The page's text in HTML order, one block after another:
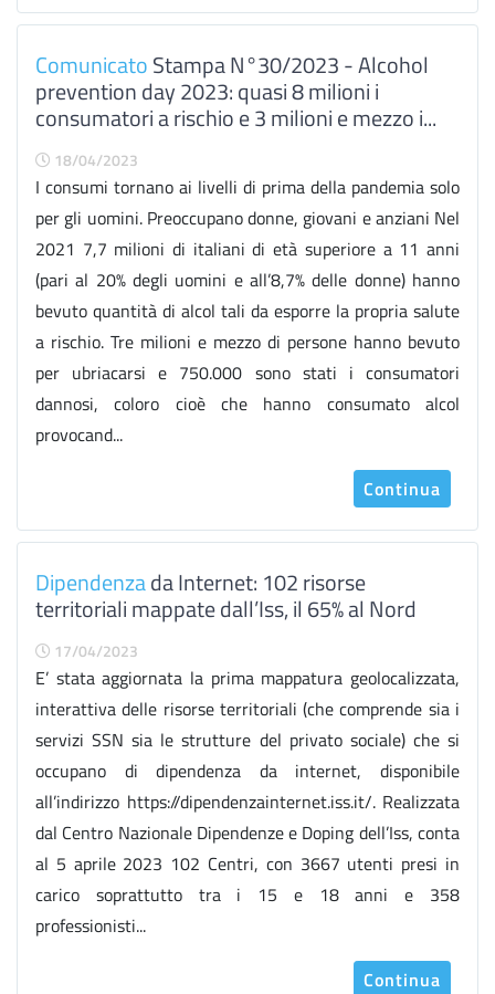
ComunicatoStampa N°30/2023 - Alcohol
prevention day 2023: quasi 8 milioni i
consumatori a rischio e 3 milioni e mezzo i...
18/04/2023
I consumi tornano ai livelli di prima della pandemia solo
per gli uomini. Preoccupano donne, giovani e anziani Nel
2021 7,7 milioni di italiani di età superiore a 11 anni
(pari al 20% degli uomini e all’8,7% delle donne) hanno
bevuto quantità di alcol tali da esporre la propria salute
a rischio. Tre milioni e mezzo di persone hanno bevuto
per ubriacarsi e 750.000 sono stati i consumatori
dannosi, coloro cioè che hanno consumato alcol
provocand...
Continua
Dipendenzada Internet: 102 risorse
territoriali mappate dall’Iss, il 65% al Nord
17/04/2023
E’ stata aggiornata la prima mappatura geolocalizzata,
interattiva delle risorse territoriali (che comprende sia i
servizi SSN sia le strutture del privato sociale) che si
occupano di dipendenza da internet, disponibile
all’indirizzo https://dipendenzainternet.iss.it/. Realizzata
dal Centro Nazionale Dipendenze e Doping dell’Iss, conta
al 5 aprile 2023 102 Centri, con 3667 utenti presi in
carico soprattutto tra i 15 e 18 anni e 358
professionisti...
Continua